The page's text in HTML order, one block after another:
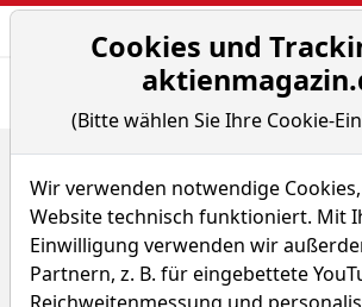
Home Fonds Raiffeisen-Europa-
Raiffeisen-Europa-
RK1C
WKN
Cookies und
(Bitte wählen Sie Ihre Cookie-
Wir verwenden notwendige
Website technisch funktioniert. Mit
Einwilligung verwenden wir
Partnern, z. B. für eingebettete